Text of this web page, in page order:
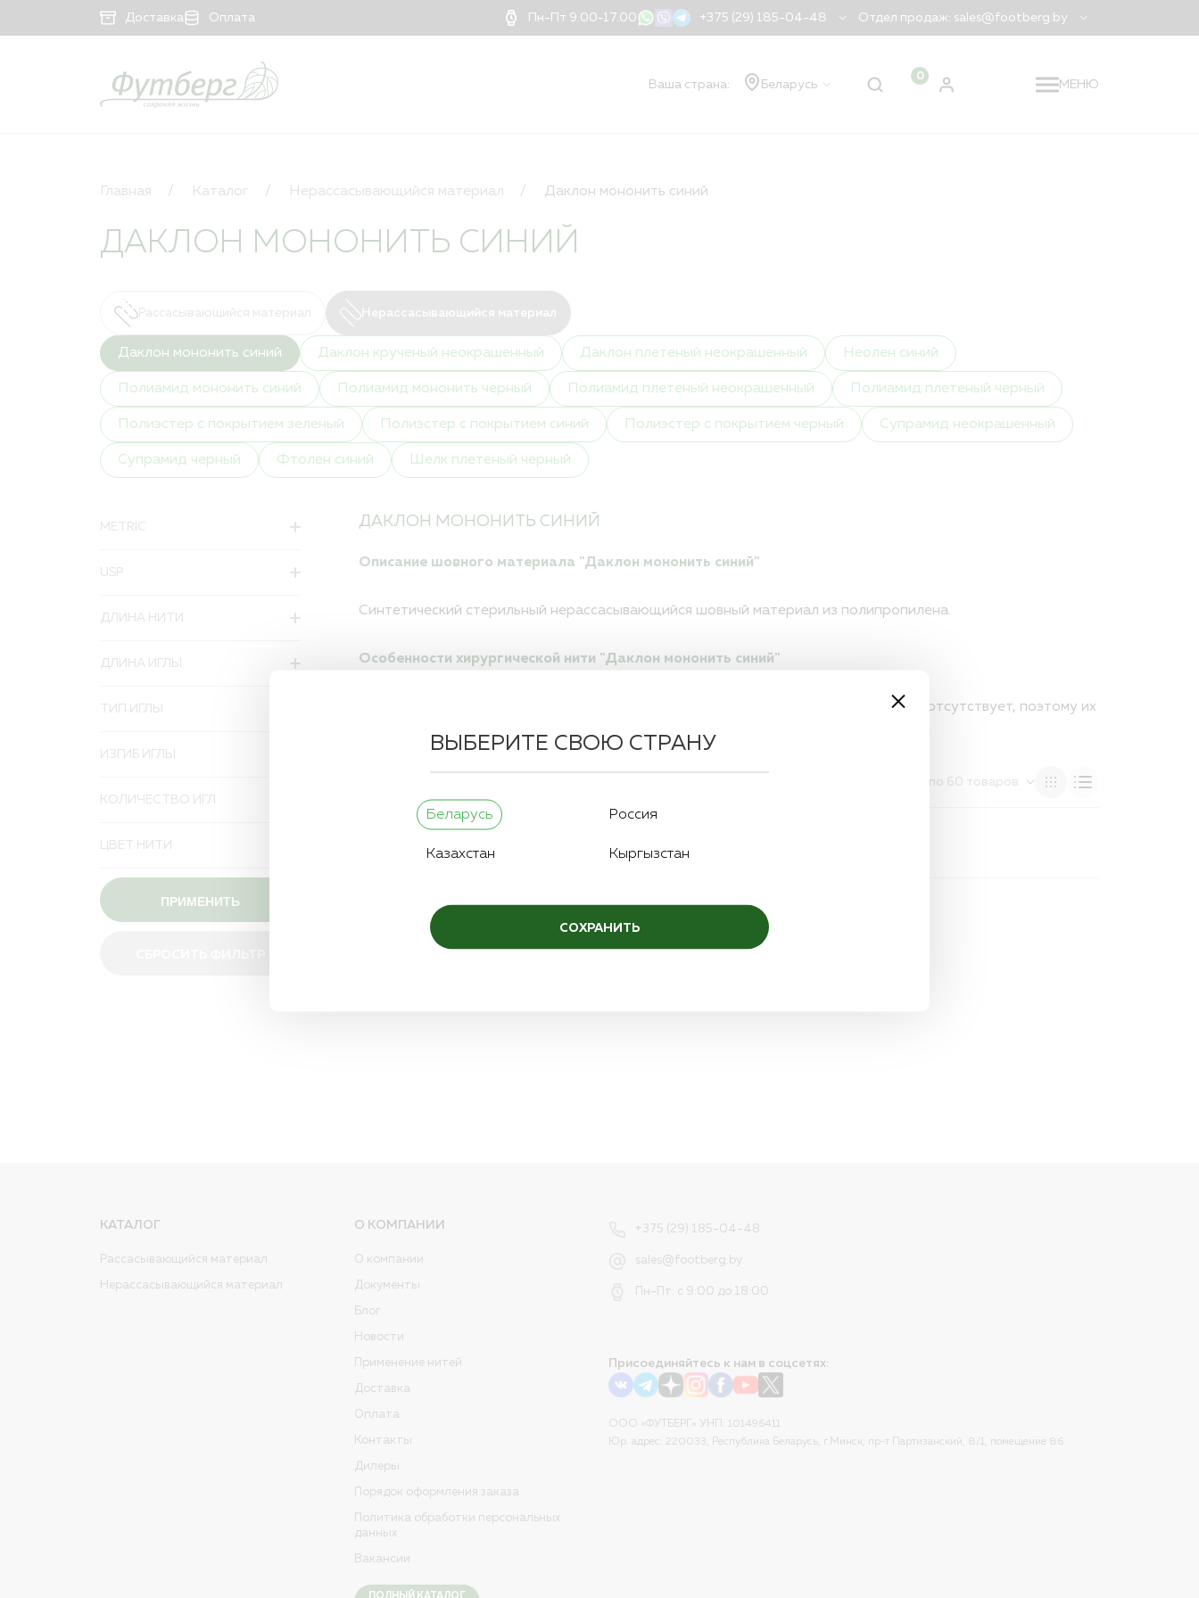
Доставка Оплата Пн-Пт 9.00-17.00 +375 (29) 185-04-48 Отдел продаж: sales@footberg.by
Ваша страна: Беларусь
0
МЕНЮ
Рассасывающийся материал
Нерассасывающийся материал
О компании
Контакты
Дилеры
Порядок оформления заказа
Квалификация и валидация
Политика обработки персональных данных
Вакансии
Главная Каталог Нерассасывающийся материал Даклон мононить синий
ДАКЛОН МОНОНИТЬ СИНИЙ
Рассасывающийся материал Нерассасывающийся материал
Даклон мононить синий Даклон крученый неокрашенный Даклон плетеный неокрашенный Неолен синий
Полиамид мононить синий Полиамид мононить черный Полиамид плетеный неокрашенный Полиамид плетеный черный
Полиэстер с покрытием зеленый Полиэстер с покрытием синий Полиэстер с покрытием черный Супрамид неокрашенный
Супрамид черный Фтолен синий Шелк плетеный черный
METRIC
USP
ДЛИНА НИТИ
ДЛИНА ИГЛЫ
ТИП ИГЛЫ
ИЗГИБ ИГЛЫ
КОЛИЧЕСТВО ИГЛ
ЦВЕТ НИТИ
ПРИМЕНИТЬ
ДАКЛОН МОНОНИТЬ СИНИЙ
Описание шовного материала "Даклон мононить синий"
Синтетический стерильный нерассасывающийся шовный материал из полипропилена.
Особенности хирургической нити "Даклон мононить синий"
Нити инертны к тканям человека, реакция тканей на полипропилены практически отсутствует, поэтому их
по 60 товаров
КАТАЛОГ
Рассасывающийся материал
Нерассасывающийся материал
О КОМПАНИИ
О компании
Документы
Блог
Новости
Применение нитей
Доставка
Оплата
Контакты
Дилеры
Порядок оформления заказа
Политика обработки персональных
данных
Вакансии
ПОЛНЫЙ КАТАЛОГ
+375 (29) 185-04-48
sales@footberg.by
Пн-Пт: с 9:00 до 18:00
Присоединяйтесь к нам в соцсетях:
ООО «ФУТБЕРГ» УНП: 101496411
Юр. адрес: 220033, Республика Беларусь, г.Минск, пр-т Партизанский, 8/1, помещение 86
ВЫБЕРИТЕ СВОЮ СТРАНУ
Беларусь Россия
Казахстан Кыргызстан
СОХРАНИТЬ